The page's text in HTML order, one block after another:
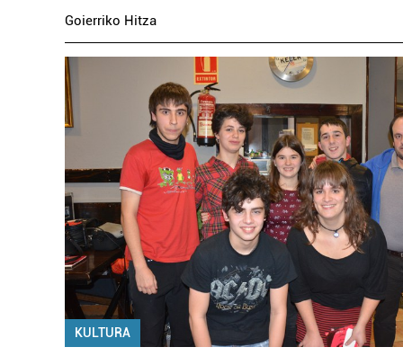
Goierriko Hitza
KULTURA